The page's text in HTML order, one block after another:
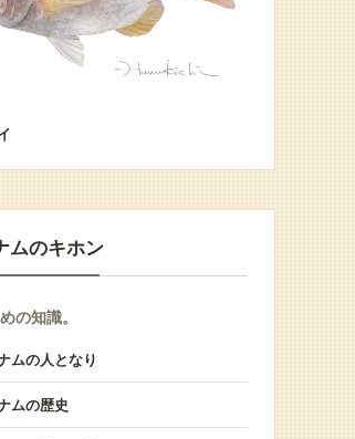
ムのキホン
の知識。
ムの人となり
ムの歴史